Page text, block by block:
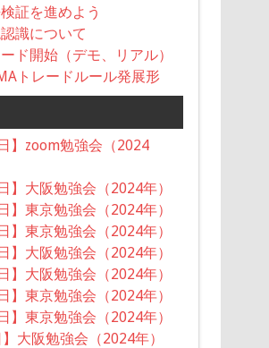
証を進めよう
識について
ド開始（デモ、リアル）
トレードルール発展形
】zoom勉強会（2024
】大阪勉強会（2024年）
】東京勉強会（2024年）
】東京勉強会（2024年）
】大阪勉強会（2024年）
】大阪勉強会（2024年）
】東京勉強会（2024年）
】東京勉強会（2024年）
】大阪勉強会（2024年）